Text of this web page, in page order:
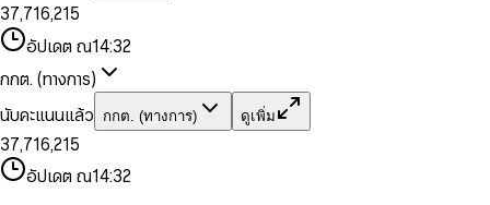
3
4
5
6
8
9
7
8
9
,7
8
9
1
2
3
4
5
6
7
8
9
6
7
8
9
,2
4
5
7
8
9
1
3
4
6
7
8
9
5
7
8
อัปเดต ณ14:32
กกต. (ทางการ)
นับคะแนนแล้ว
กกต. (ทางการ) ดูเพิ่ม
0
1
2
3
4
5
1
2
4
5
6
7
8
9
,
1
2
4
6
7
8
9
0
1
2
3
0
1
3
5
6
7
8
,
1
2
4
0
1
3
0
2
3
4
5
7
อัปเดต ณ14:32